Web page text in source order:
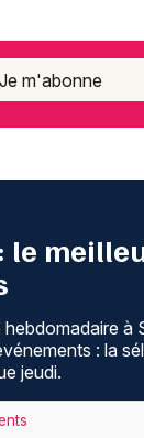
Je m'abonne
le
à
: la
jeudi.